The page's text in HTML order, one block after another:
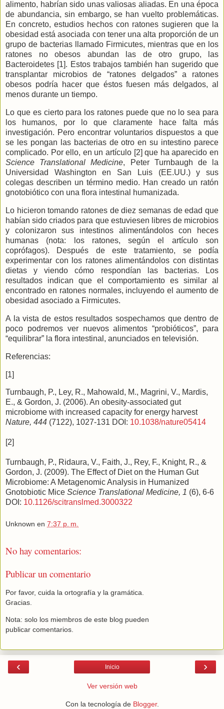
alimento, habrían sido unas valiosas aliadas. En una época
de abundancia, sin embargo, se han vuelto problemáticas.
En concreto, estudios hechos con ratones sugieren que la
obesidad está asociada con tener una alta proporción de un
grupo de bacterias llamado Firmicutes, mientras que en los
ratones no obesos abundan las de otro grupo, las
Bacteroidetes [1]. Estos trabajos también han sugerido que
transplantar microbios de “ratones delgados” a ratones
obesos podría hacer que éstos fuesen más delgados, al
menos durante un tiempo.
Lo que es cierto para los ratones puede que no lo sea para
los humanos, por lo que claramente hace falta más
investigación. Pero encontrar voluntarios dispuestos a que
se les pongan las bacterias de otro en su intestino parece
complicado. Por ello, en un artículo [2] que ha aparecido en
Science Translational Medicine, Peter Turnbaugh de
la
Universidad
Washington en San Luis (EE.UU.) y sus
colegas describen un término medio. Han creado un ratón
gnotobiótico con una flora intestinal humanizada.
Lo hicieron tomando ratones de diez semanas de edad que
habían sido criados para que estuviesen libres de microbios
y colonizaron sus intestinos alimentándolos con heces
humanas (nota: los ratones, según el artículo son
coprófagos). Después de este tratamiento, se podía
experimentar con los ratones alimentándolos con distintas
dietas y viendo cómo respondían las bacterias. Los
resultados indican que el comportamiento es similar al
encontrado en ratones normales, incluyendo el aumento de
obesidad asociado a Firmicutes.
A la vista de estos resultados sospechamos que dentro de
poco podremos ver nuevos alimentos “probióticos”, para
“equilibrar” la flora intestinal, anunciados en televisión.
Referencias:
[1]
Turnbaugh, P., Ley, R., Mahowald, M., Magrini, V., Mardis,
E., & Gordon, J. (2006). An obesity-associated gut
microbiome with increased capacity for energy harvest
Nature, 444 (7122), 1027-131 DOI: 10.1038/nature05414
[2]
Turnbaugh, P., Ridaura, V., Faith, J., Rey, F., Knight, R., &
Gordon, J. (2009). The Effect of Diet on the Human Gut
Microbiome: A Metagenomic Analysis in Humanized
Gnotobiotic Mice Science Translational Medicine, 1 (6), 6-6
DOI: 10.1126/scitranslmed.3000322
Unknown en 7:37 p. m.
No hay comentarios:
Publicar un comentario
Por favor, cuida la ortografía y la gramática.
Gracias.
Nota: solo los miembros de este blog pueden
publicar comentarios.
‹ ›
Inicio
Ver versión web
Con la tecnología de Blogger.